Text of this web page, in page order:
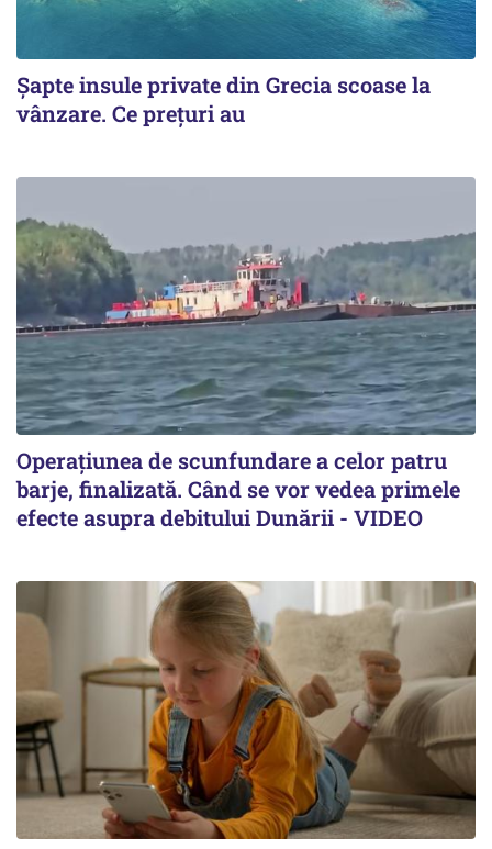
Șapte insule private din Grecia scoase la
vânzare. Ce prețuri au
Operațiunea de scunfundare a celor patru
barje, finalizată. Când se vor vedea primele
efecte asupra debitului Dunării - VIDEO